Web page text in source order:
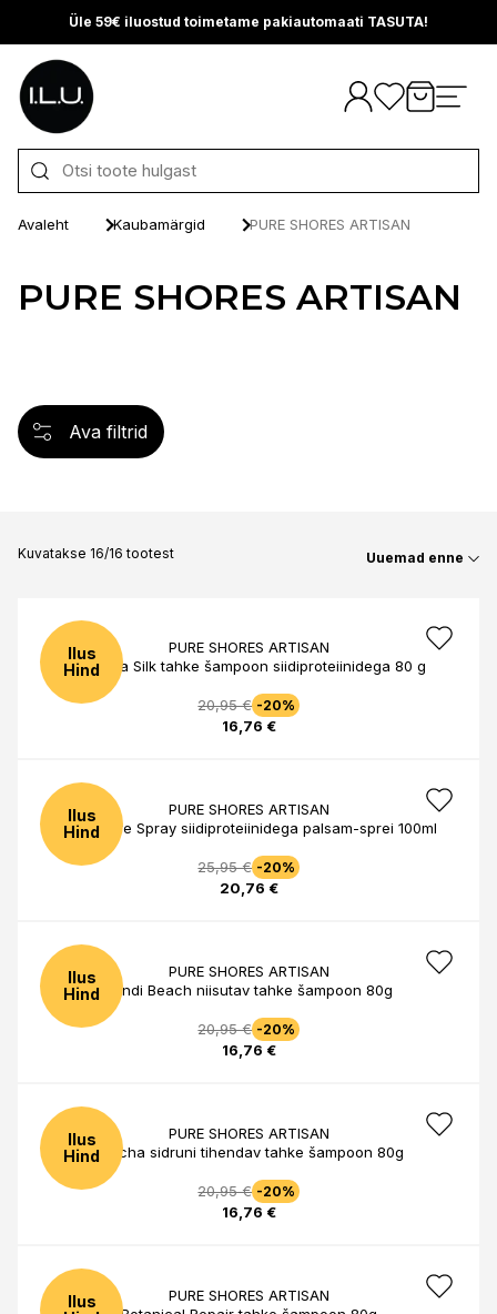
Üle 59€ iluostud toimetame pakiautomaati TASUTA!
Otse sisu juurde
Avaleht Kaubamärgid PURE SHORES ARTISAN
PURE SHORES ARTISAN
Ava filtrid
Kuvatakse 16/16 tootest Uuemad enne
Ilus
Hind
PURE SHORES ARTISAN
Moringa Silk tahke šampoon siidiproteiinidega 80 g
20,95 € -20%
16,76 €
Ilus
Hind
PURE SHORES ARTISAN
Cashmere Spray siidiproteiinidega palsam-sprei 100ml
25,95 € -20%
20,76 €
Ilus
Hind
PURE SHORES ARTISAN
Bondi Beach niisutav tahke šampoon 80g
20,95 € -20%
16,76 €
Ilus
Hind
PURE SHORES ARTISAN
Matcha sidruni tihendav tahke šampoon 80g
20,95 € -20%
16,76 €
Ilus
PURE SHORES ARTISAN